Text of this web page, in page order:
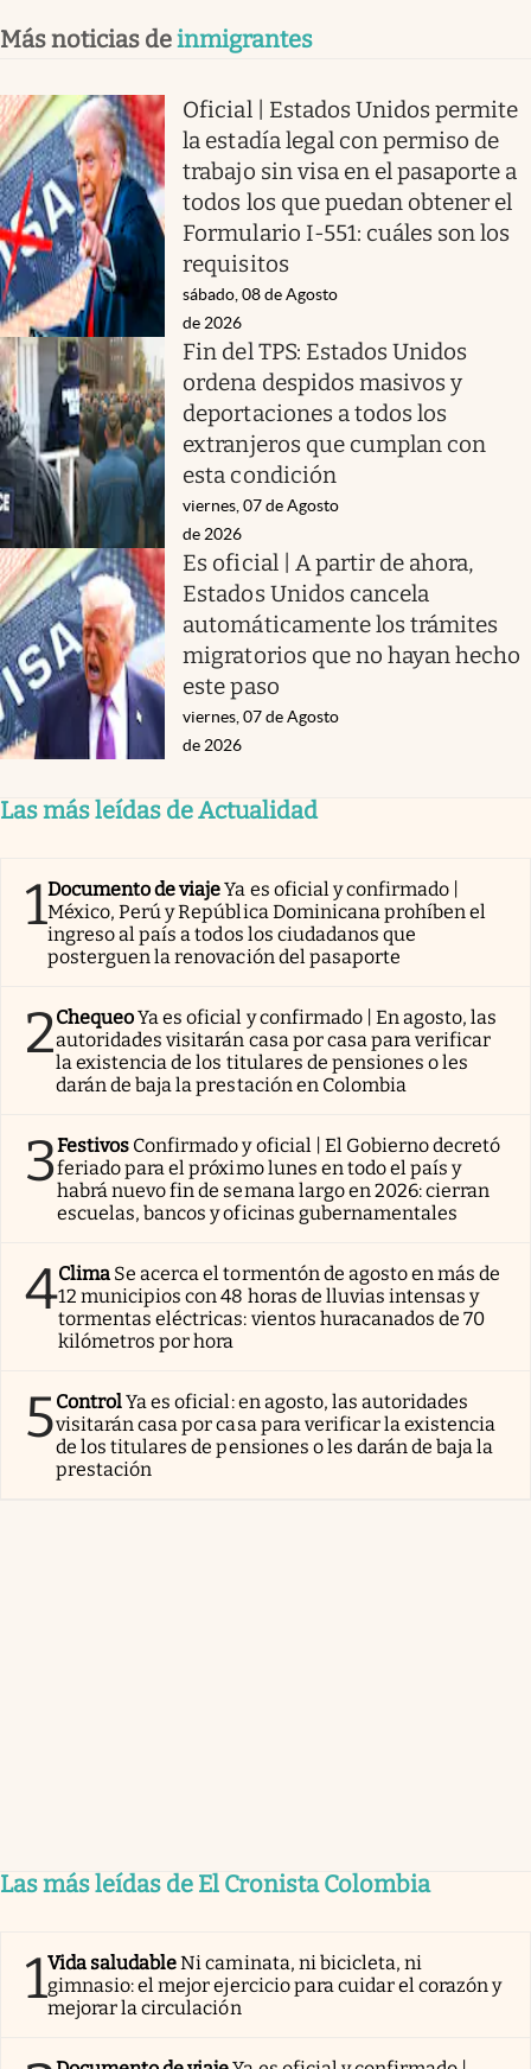
Más noticias deinmigrantes
Oficial | Estados Unidos permite
la estadía legal con permiso de
trabajo sin visa en el pasaporte a
todos los que puedan obtener el
Formulario I-551: cuáles son los
requisitos
sábado, 08 de Agosto
de 2026
Fin del TPS: Estados Unidos
ordena despidos masivos y
deportaciones a todos los
extranjeros que cumplan con
esta condición
viernes, 07 de Agosto
de 2026
Es oficial | A partir de ahora,
Estados Unidos cancela
automáticamente los trámites
migratorios que no hayan hecho
este paso
viernes, 07 de Agosto
de 2026
Las más leídas de Actualidad
1Documento de viajeYa es oficial y confirmado |
México, Perú y República Dominicana prohíben el
ingreso al país a todos los ciudadanos que
posterguen la renovación del pasaporte
2ChequeoYa es oficial y confirmado | En agosto, las
autoridades visitarán casa por casa para verificar
la existencia de los titulares de pensiones o les
darán de baja la prestación en Colombia
3Festivos Confirmado y oficial | El Gobierno decretó
feriado para el próximo lunes en todo el país y
habrá nuevo fin de semana largo en 2026: cierran
escuelas, bancos y oficinas gubernamentales
4Clima Se acerca el tormentón de agosto en más de
12 municipios con 48 horas de lluvias intensas y
tormentas eléctricas: vientos huracanados de 70
kilómetros por hora
5ControlYa es oficial: en agosto, las autoridades
visitarán casa por casa para verificar la existencia
de los titulares de pensiones o les darán de baja la
prestación
Las más leídas de El Cronista Colombia
1Vida saludableNi caminata, ni bicicleta, ni
gimnasio: el mejor ejercicio para cuidar el corazón y
mejorar la circulación